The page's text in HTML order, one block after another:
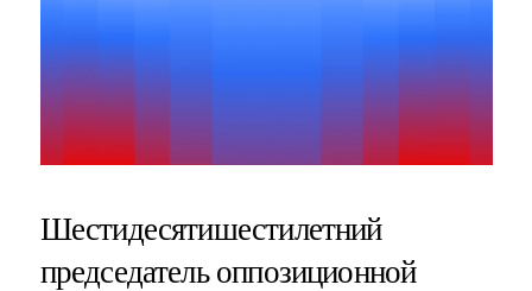
Шестидесятишестилетний
председатель оппозиционной